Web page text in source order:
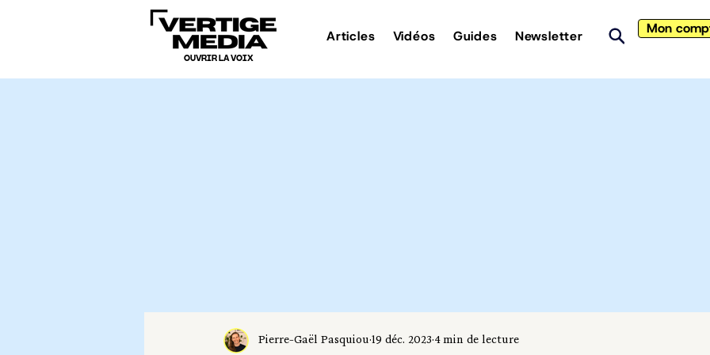
OUVRIR LA VOIX
Articles Vidéos Guides Newsletter Mon
Pierre-Gaël Pasquiou 19 déc. 2023 4 min de lecture